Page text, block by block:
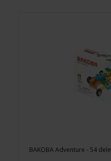
BAKOBA Adventure - 54 dele